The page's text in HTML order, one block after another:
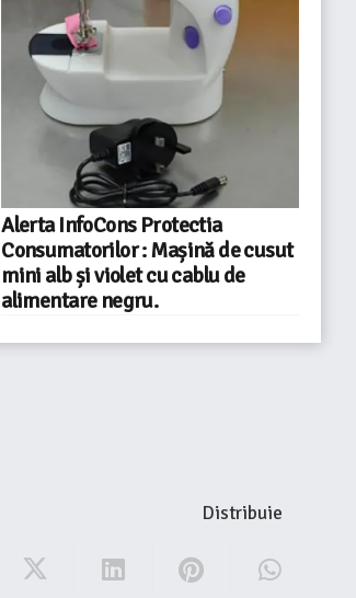
Alerta InfoCons Protectia
Consumatorilor : Mașină de cusut
mini alb și violet cu cablu de
alimentare negru.
Distribuie